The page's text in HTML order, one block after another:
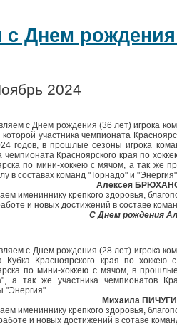
с Днем
2024
с Днем рождения (36 лет) игрока
которой участника чемпионата
годов, в прошлые сезоны игрока
чемпионата Красноярского края по
по мини-хоккею с мячом, а так же
в составах команд "Торнадо" и "Энергия"
Алексея
имениннику крепкого здоровья,
и новых достижений в составе
С Днем рождения
с Днем рождения (28 лет) игрока
Кубка Красноярского края по
по мини-хоккею с мячом, в
а так же участника чемпионатов
"Энергия"
Михаила
имениннику крепкого здоровья,
и новых достижений в сотаве